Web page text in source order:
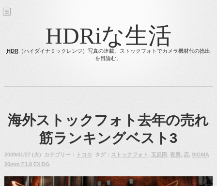
HDRiな生活
HDR（ハイダイナミックレンジ）写真の連載。ストックフォトでカメラ機材代の捻出
を目論む。
海外ストックフォト去年の売れ
筋ランキングベスト3
2009/01/27 (火) カテゴリー： トコロ タグ： ストックフォト , 五反田 , 夜景, 店, SIGMA
20mm F1.8 EX DG